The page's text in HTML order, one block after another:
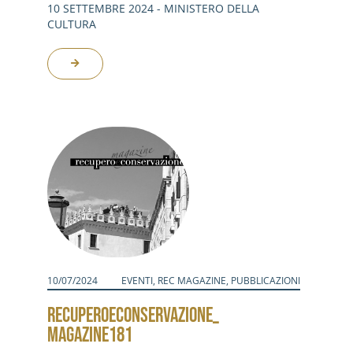
10 SETTEMBRE 2024 - MINISTERO DELLA
CULTURA
10/07/2024 EVENTI, REC MAGAZINE, PUBBLICAZIONI
RECUPEROECONSERVAZIONE_
MAGAZINE181